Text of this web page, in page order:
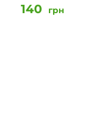
140 грн